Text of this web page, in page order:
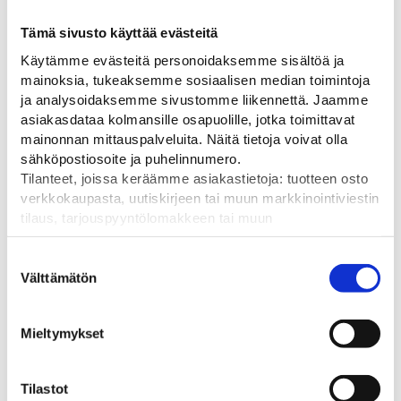
Tämä sivusto käyttää evästeitä
Käytämme evästeitä personoidaksemme sisältöä ja
mainoksia, tukeaksemme sosiaalisen median toimintoja
ja analysoidaksemme sivustomme liikennettä. Jaamme
asiakasdataa kolmansille osapuolille, jotka toimittavat
mainonnan mittauspalveluita. Näitä tietoja voivat olla
sähköpostiosoite ja puhelinnumero.
Tilanteet, joissa keräämme asiakastietoja: tuotteen osto
verkkokaupasta, uutiskirjeen tai muun markkinointiviestin
tilaus, tarjouspyyntölomakkeen tai muun
yhteydenottolomakkeen lähettäminen, käyttäjätilin
pyydetään erillinen suostumus tiedon käyttämiseen
markkinoinnissa. Hyväksymällä mainontaevästeet,
mainonnan mittaamista varten.
valinta
Välttämätön
Mieltymykset
Tilastot
Vilkun puomikiinnitin
Kiinnitä vilkku vaivattomasti
aitaan tai liikennemerkkiin.
9,20€
Nissen Nitra Euro-Led
vilkku
Vilkuissa on automaattinen
hämäräkytkin
28,00 €
Tutustu myös